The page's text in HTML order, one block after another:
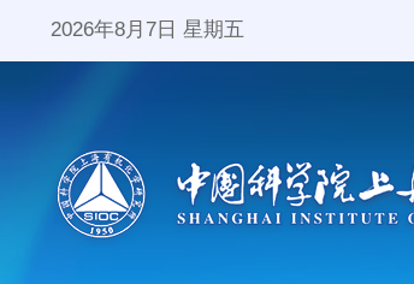
2026年8月7日 星期五